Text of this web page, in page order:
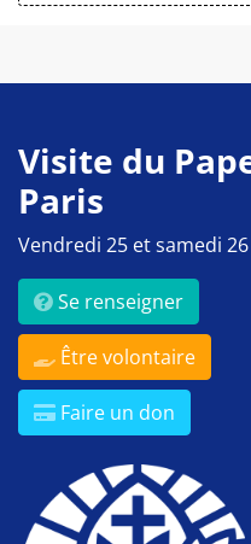
Visite du
Paris
Vendredi 25 et samedi
Se renseigner
Être volontaire
Faire un don